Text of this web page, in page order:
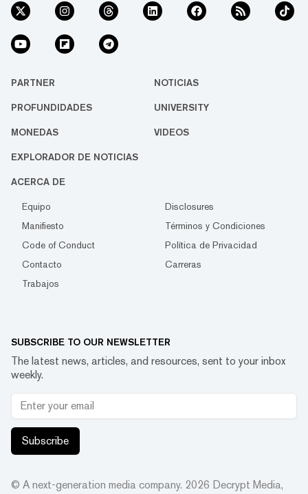
PARTNER NOTICIAS
PROFUNDIDADES UNIVERSITY
MONEDAS VIDEOS
EXPLORADOR DE NOTICIAS
ACERCA DE
Equipo
Disclosures
Manifiesto
Términos y Condiciones
Code of Conduct
Política de Privacidad
Contacto
Carreras
Trabajos
SUBSCRIBE TO OUR NEWSLETTER
The latest news, articles, and resources, sent to your inbox
weekly.
Subscribe
© A next-generation media company. 2026 Decrypt Media,